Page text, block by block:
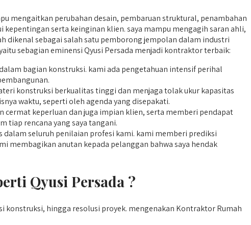
mengaitkan perubahan desain, pembaruan struktural, penambahan
serta keinginan klien. saya mampu mengagih saran ahli,
dikenal sebagai salah satu pemborong jempolan dalam industri
sebagian eminensi Qyusi Persada menjadi kontraktor terbaik:
bagian konstruksi. kami ada pengetahuan intensif perihal
konstruksi berkualitas tinggi dan menjaga tolak ukur kapasitas
waktu, seperti oleh agenda yang disepakati.
keperluan dan juga impian klien, serta memberi pendapat
tiap rencana yang saya tangani.
seluruh penilaian profesi kami. kami memberi prediksi
membagikan anutan kepada pelanggan bahwa saya hendak
Qyusi Persada ?
konstruksi, hingga resolusi proyek. mengenakan Kontraktor Rumah